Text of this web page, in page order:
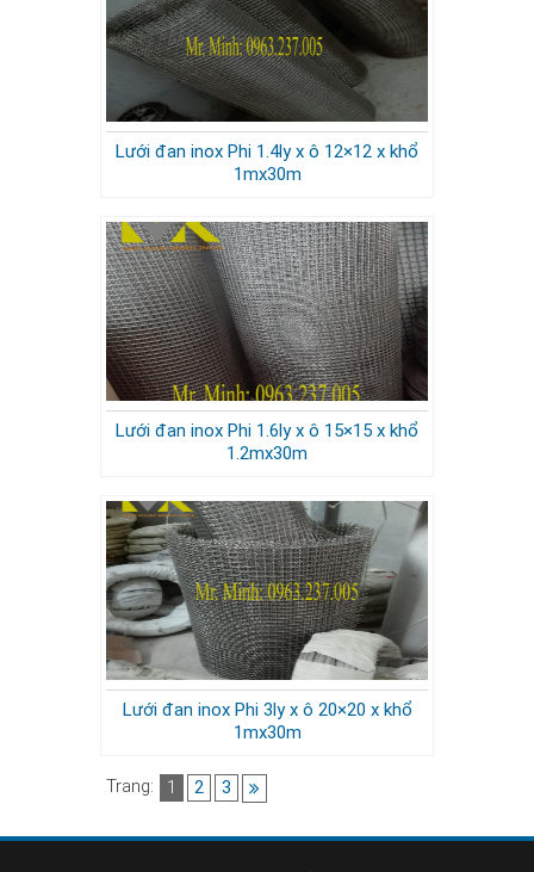
Lưới đan inox Phi 1.4ly x ô 12×12 x khổ
1mx30m
Lưới đan inox Phi 1.6ly x ô 15×15 x khổ
1.2mx30m
Lưới đan inox Phi 3ly x ô 20×20 x khổ
1mx30m
Trang: 1 2 3